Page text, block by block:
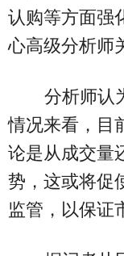
认购等方面强
心高级分析师
分析师认
情况来看，目
论是从成交量
势，这或将促
监管，以保证